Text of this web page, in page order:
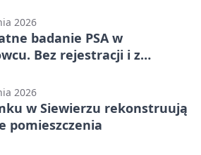
2026
badanie PSA w
Bez rejestracji i z
2026
w Siewierzu rekonstruują
pomieszczenia